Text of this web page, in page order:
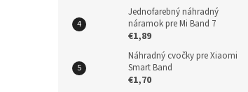
Jednofarebný náhradný
náramok pre Mi Band 7
€1,89
Náhradný cvočky pre Xiaomi
Smart Band
€1,70